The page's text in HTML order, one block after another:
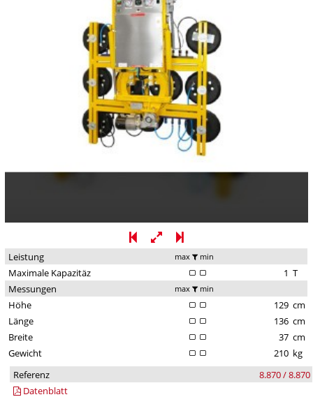
Leistung max min
Maximale Kapazitäz 1 T
Messungen
max min
Höhe 129 cm
Länge
136 cm
Breite
37 cm
Gewicht
210 kg
Referenz
8.870 / 8.870
Datenblatt